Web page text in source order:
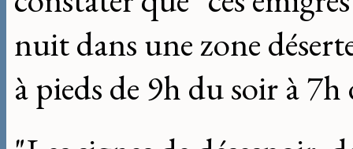
nuit dans une zone
à pieds de 9h du soir à